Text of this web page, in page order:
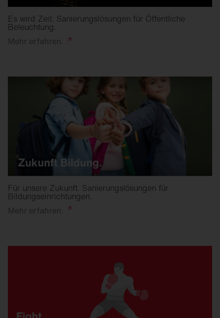
Es wird Zeit. Sanierungslösungen für Öffentliche
Beleuchtung.
Mehr erfahren.
Für unsere Zukunft. Sanierungslösungen für
Bildungseinrichtungen.
Mehr erfahren.